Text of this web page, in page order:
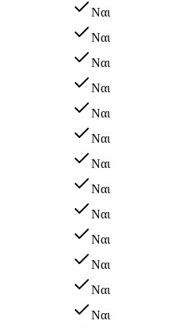
Ναι
Ναι
Ναι
Ναι
Ναι
Ναι
Ναι
Ναι
Ναι
Ναι
Ναι
Ναι
Ναι